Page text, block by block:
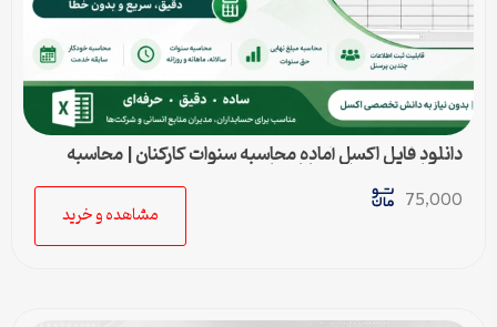
دانلود فایل اکسل آماده محاسبه سنوات کارکنان | محاسبه
خودکار حق سنوات و پایان کار
75,000
مشاهده و خرید